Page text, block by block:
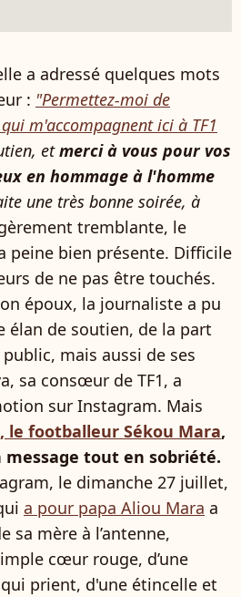
a adressé quelques mots
: "Permettez-moi de
m'accompagnent ici à TF1
etmerci à vous pour vos
en hommage à l'homme
une très bonne soirée, à
tremblante, le
peine bien présente. Difficile
de ne pas être touchés.
époux, la journaliste a pu
élan de soutien, de la part
mais aussi de ses
sa consœur de TF1, a
sur Instagram. Mais
le footballeur Sékou Mara,
message tout en sobriété.
le dimanche 27 juillet,
a pour papa Aliou Mara a
sa mère à l’antenne,
cœur rouge, d’une
prient, d'une étincelle et